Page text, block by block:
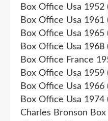
Box Office Usa 1952
Box Office Usa 1961
Box Office Usa 1965
Box Office Usa 1968
Box Office France
Box Office Usa 1959
Box Office Usa 1966
Box Office Usa 1974
Charles Bronson